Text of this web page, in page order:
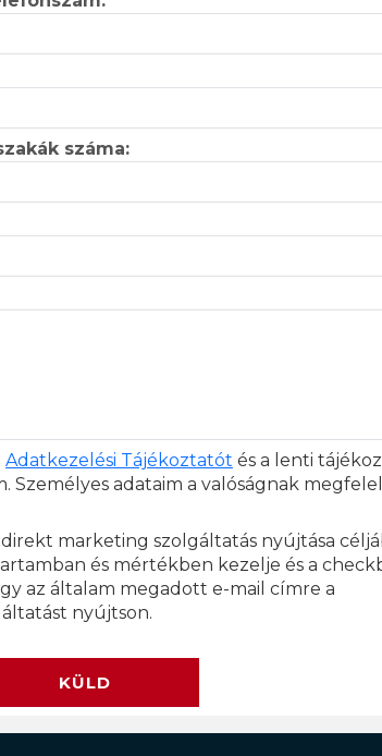
száma:
Adatkezelési Tájékoztatót és a lenti
adataim a valóságnak
marketing szolgáltatás nyújtása
és mértékben kezelje és a
az általam megadott e-mail címre a
nyújtson.
KÜLD